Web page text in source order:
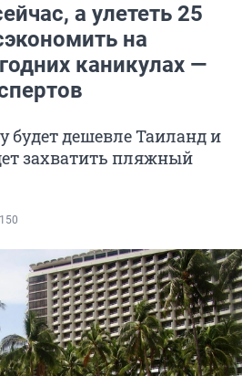
а улететь 25
на
каникулах —
будет дешевле Таиланд и
захватить пляжный